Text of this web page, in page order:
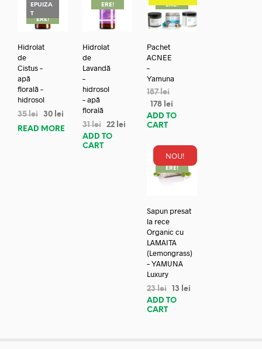
EPUIZA
TREDUC
ERE!
Hidrolat
de
Cistus –
apă
florală –
hidrosol
35lei 30 lei
READ MORE
ERE!
Hidrolat
de
Lavandă
–
hidrosol
– apă
florală
31lei 22 lei
ADD TO
CART
ERE!
Pachet
ACNEE
–
Yamuna
187lei
178 lei
ADD TO
CART
NOU!
REDUC
ERE!
Sapun presat
la rece
Organic cu
LAMAITA
(Lemongrass)
– YAMUNA
Luxury
23lei 13
lei
ADD TO
CART